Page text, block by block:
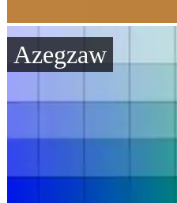
Azegzaw